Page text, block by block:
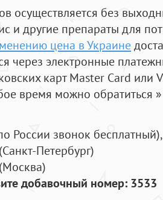
осуществляется без
и другие препараты для
цена в Украине
через электронные
карт Master Card или
время можно обратиться
России звонок бесплатный),
(Санкт-Петербург)
(Москва)
добавочный номер: 3533